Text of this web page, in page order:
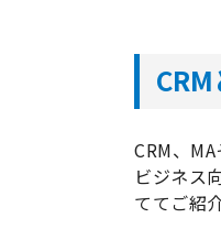
CRM、
ビジネス
ててご紹